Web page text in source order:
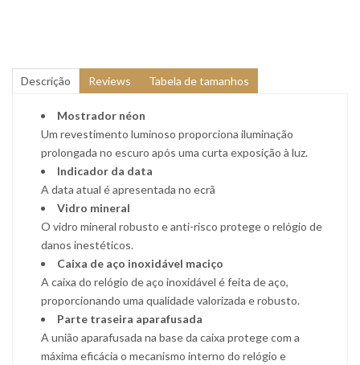
Descrição Reviews Tabela de tamanhos
Mostrador néon
Um revestimento luminoso proporciona iluminação
prolongada no escuro após uma curta exposição à luz.
Indicador da data
A data atual é apresentada no ecrã
Vidro mineral
O vidro mineral robusto e anti-risco protege o relógio de
danos inestéticos.
Caixa de aço inoxidável maciço
A caixa do relógio de aço inoxidável é feita de aço,
proporcionando uma qualidade valorizada e robusto.
Parte traseira aparafusada
A união aparafusada na base da caixa protege com a
máxima eficácia o mecanismo interno do relógio e